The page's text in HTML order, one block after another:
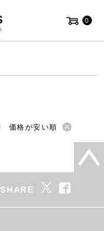
0
価格が安い順
SHARE